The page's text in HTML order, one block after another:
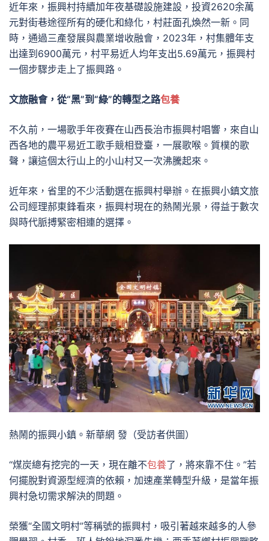
近年來，振興村持續加年夜基礎設施建設，投資2620余萬
元對街巷途徑所有的硬化和綠化，村莊面孔煥然一新。同
時，通過三產發展與農業增收融會，2023年，村集體年支
出達到6900萬元，村平易近人均年支出5.69萬元，振興村
一個步驟步走上了振興路。
文旅融會，從“黑”到“綠”的轉型之路包養
不久前，一場歌手年夜賽在山西長治市振興村唱響，來自山
西各地的農平易近工歌手競相登臺，一展歌喉。質樸的歌
聲，讓這個太行山上的小山村又一次沸騰起來。
近年來，省里的不少活動選在振興村舉辦。在振興小鎮文旅
公司經理郝東鋒看來，振興村現在的熱鬧光景，得益于數次
與時代脈搏緊密相連的選擇。
熱鬧的振興小鎮。新華網 發（受訪者供圖）
“煤炭總有挖完的一天，現在離不包養了，將來靠不住。”若
何擺脫對資源型經濟的依賴，加速產業轉型升級，是當年振
興村急切需求解決的問題。
榮獲“全國文明村”等稱號的振興村，吸引著越來越多的人參